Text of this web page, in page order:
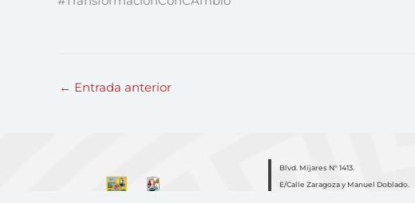
← Entrada anterior
Blvd. Mijares N° 1413.
E/Calle Zaragoza y Manuel Doblado.